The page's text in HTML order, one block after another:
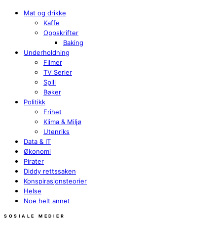
Mat og drikke
Kaffe
Oppskrifter
Baking
Underholdning
Filmer
TV Serier
Spill
Bøker
Politikk
Frihet
Klima & Miljø
Utenriks
Data & IT
Økonomi
Pirater
Diddy rettssaken
Konspirasjonsteorier
Helse
Noe helt annet
SOSIALE MEDIER